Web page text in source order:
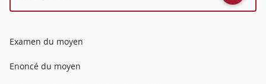
Examen du moyen
Enoncé du moyen